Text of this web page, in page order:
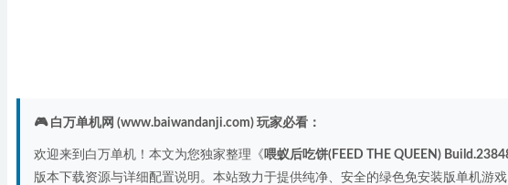
🎮 白万单机网 (www.baiwandanji.com) 玩家必看：
欢迎来到白万单机！本文为您独家整理《喂蚁后吃饼(FEED THE QUEEN)
版本下载资源与详细配置说明。本站致力于提供纯净、安全的绿色免安装版单机游